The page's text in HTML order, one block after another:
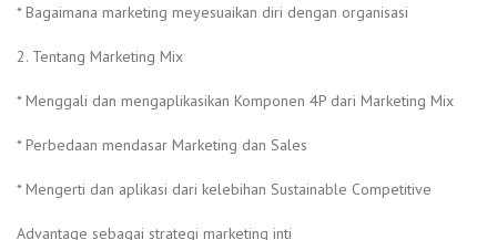
* Bagaimana marketing meyesuaikan diri dengan organisasi
2. Tentang Marketing Mix
* Menggali dan mengaplikasikan Komponen 4P dari Marketing Mix
* Perbedaan mendasar Marketing dan Sales
* Mengerti dan aplikasi dari kelebihan Sustainable Competitive
Advantage sebagai strategi marketing inti